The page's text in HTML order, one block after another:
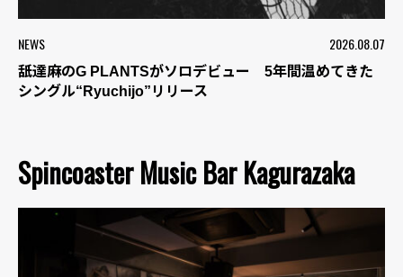
NEWS 2026.08.07
舐達麻のG PLANTSがソロデビュー 5年間温めてきた
シングル“Ryuchijo”リリース
Spincoaster Music Bar Kagurazaka